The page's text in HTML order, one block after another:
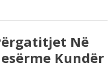
Në
Kundër